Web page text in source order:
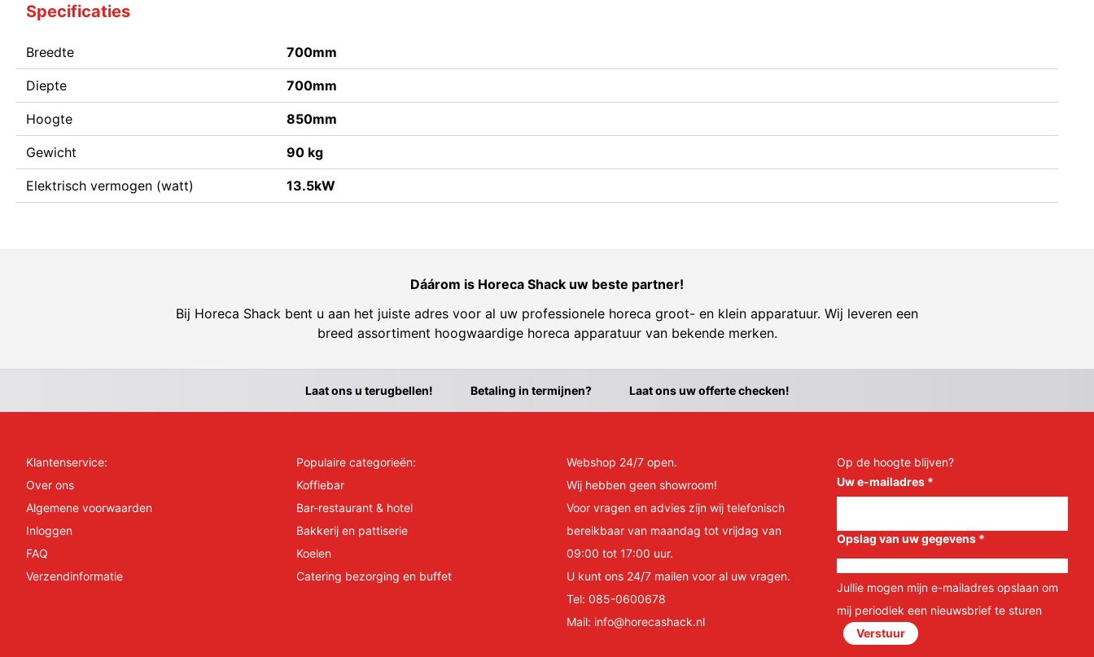
Specificaties
Breedte 700mm
Diepte 700mm
Hoogte 850mm
Gewicht 90 kg
Elektrisch vermogen (watt) 13.5kW
Dáárom is Horeca Shack uw beste partner!
Bij Horeca Shack bent u aan het juiste adres voor al uw professionele horeca groot- en klein apparatuur. Wij leveren een
breed assortiment hoogwaardige horeca apparatuur van bekende merken.
Laat ons u terugbellen! Betaling in termijnen? Laat ons uw offerte checken!
Klantenservice:
Over ons
Algemene voorwaarden
Inloggen
FAQ
Verzendinformatie
Populaire categorieën:
Koffiebar
Bar-restaurant & hotel
Bakkerij en pattiserie
Koelen
Catering bezorging en buffet
Webshop 24/7 open.
Wij hebben geen showroom!
Voor vragen en advies zijn wij telefonisch
bereikbaar van maandag tot vrijdag van
09:00 tot 17:00 uur.
U kunt ons 24/7 mailen voor al uw vragen.
Tel: 085-0600678
Mail: info@horecashack.nl
Op de hoogte blijven?
Uw e-mailadres *
Opslag van uw gegevens *
Jullie mogen mijn e-mailadres opslaan om
mij periodiek een nieuwsbrief te sturen
Verstuur